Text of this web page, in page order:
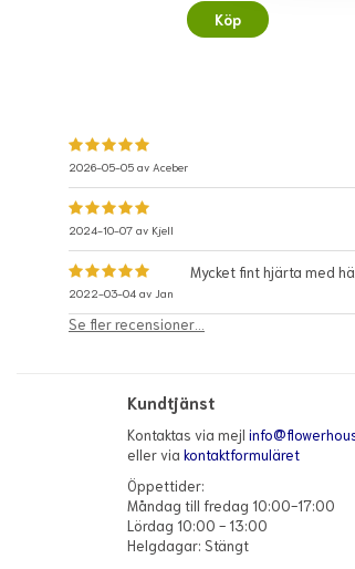
Köp
2026-05-05 av Aceber
2024-10-07 av Kjell
2022-03-04 av Jan
Mycket fint hjärta med
Se fler recensioner...
Kundtjänst
Kontaktas via mejl
eller viakontaktformuläret
Öppettider:
Måndag till fredag 10:00-17:00
Lördag 10:00 - 13:00
Helgdagar: Stängt